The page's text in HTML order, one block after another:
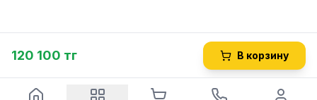
120 100 тг В корзину